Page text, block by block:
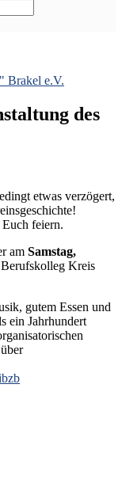
Brakel e.V.
des
etwas verzögert,
feiern.
am Samstag,
Kreis
gutem Essen und
ein Jahrhundert
über